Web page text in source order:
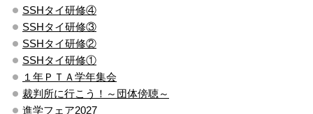
SSHタイ研修④
SSHタイ研修③
SSHタイ研修②
SSHタイ研修①
１年ＰＴＡ学年集会
裁判所に行こう！～団体傍聴～
進学フェア2027